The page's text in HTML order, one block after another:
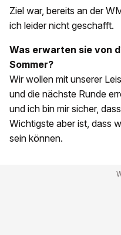
Ziel war, bereits an der
ich leider nicht geschafft.
Was erwarten sie von
Sommer?
Wir wollen mit unserer
und die nächste Runde
und ich bin mir sicher,
Wichtigste aber ist, dass
sein können.